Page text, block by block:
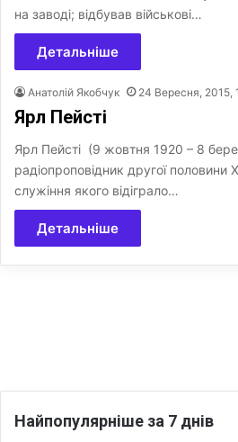
на заводі; відбував військові…
Детальніше
Анатолій Якобчук 24 Вересня, 2015,
Ярл Пейсті
Ярл Пейсті (9 жовтня 1920 – 8
радіопроповідник другої половини
служіння якого відіграло…
Детальніше
Найпопулярніше за 7 днів